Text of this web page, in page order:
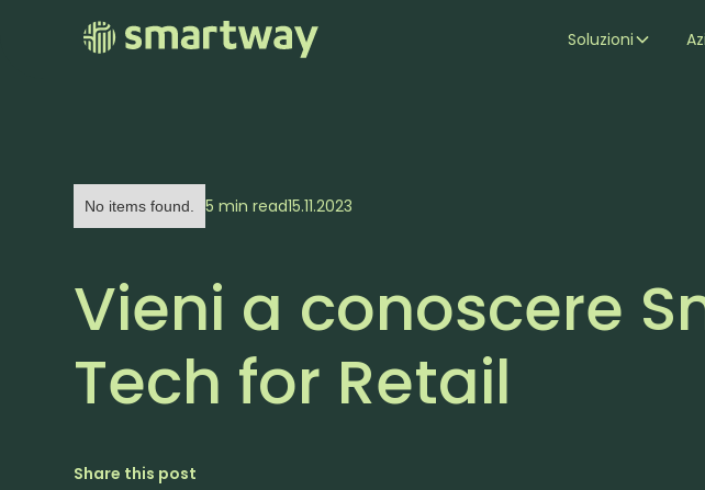
Soluzioni
No items found. 5 min read15.11.2023
Vieni a conoscere
Tech for Retail
Share this post